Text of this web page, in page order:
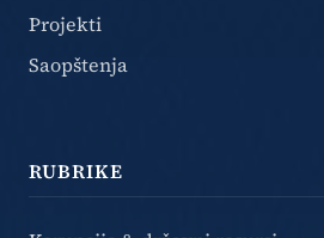
Projekti
Saopštenja
RUBRIKE